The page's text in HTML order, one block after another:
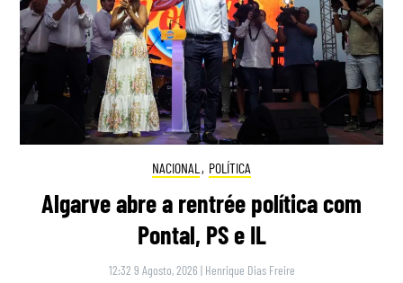
NACIONAL , POLÍTICA
Algarve abre a rentrée política com
Pontal, PS e IL
12:32 9 Agosto, 2026 | Henrique Dias Freire